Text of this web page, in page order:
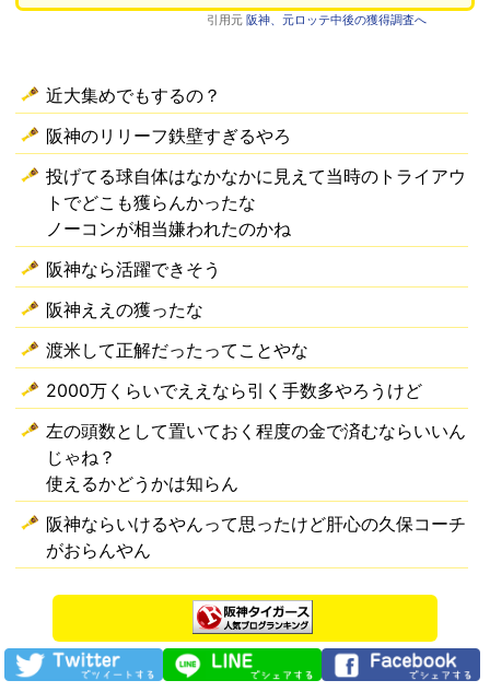
引用元 阪神、元ロッテ中後の獲得調査へ
近大集めでもするの？
阪神のリリーフ鉄壁すぎるやろ
投げてる球自体はなかなかに見えて当時のトライアウ
トでどこも獲らんかったな
ノーコンが相当嫌われたのかね
阪神なら活躍できそう
阪神ええの獲ったな
渡米して正解だったってことやな
2000万くらいでええなら引く手数多やろうけど
左の頭数として置いておく程度の金で済むならいいん
じゃね？
使えるかどうかは知らん
阪神ならいけるやんって思ったけど肝心の久保コーチ
がおらんやん